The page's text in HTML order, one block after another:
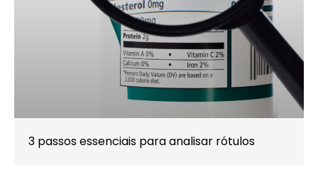
3 passos essenciais para analisar rótulos